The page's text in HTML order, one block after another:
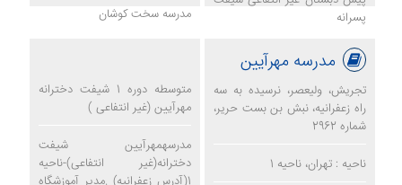
پسرانه
مدرسه سخت کوشان
مدرسه مهرآیین
تجریش، ولیعصر، نرسیده به سه
راه زعفرانیه، نبش بن بست حریر،
شماره 2962
ناحیه : تهران، ناحیه 1
متوسطه دوره 1 شیفت دخترانه
مهرآیین (غیر انتفاعی )
مدرسهمهرآیین شیفت
دخترانه(غیر انتفاعی)-ناحیه
1(آدرس زعفرانیه) .مدیر آموزشگاه